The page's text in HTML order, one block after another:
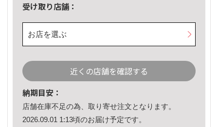
受け取り店舗：
お店を選ぶ
近くの店舗を確認する
納期目安：
店舗在庫不足の為、取り寄せ注文となります。
2026.09.01 1:13頃のお届け予定です。